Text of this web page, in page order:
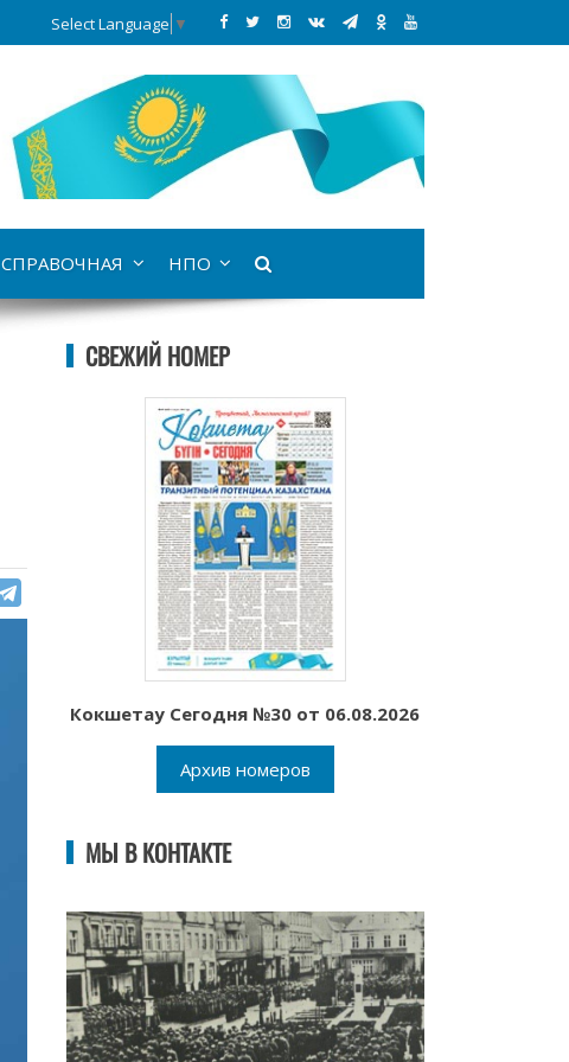
Select Language ▼
СПРАВОЧНАЯ НПО
СВЕЖИЙ НОМЕР
Кокшетау Сегодня №30 от 06.08.2026
Архив номеров
МЫ В КОНТАКТЕ